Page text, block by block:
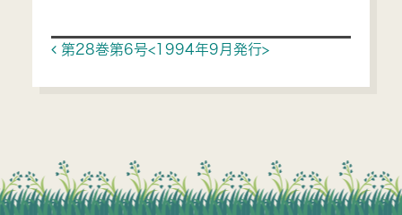
Post navigation
第28巻第6号<1994年9月発行>